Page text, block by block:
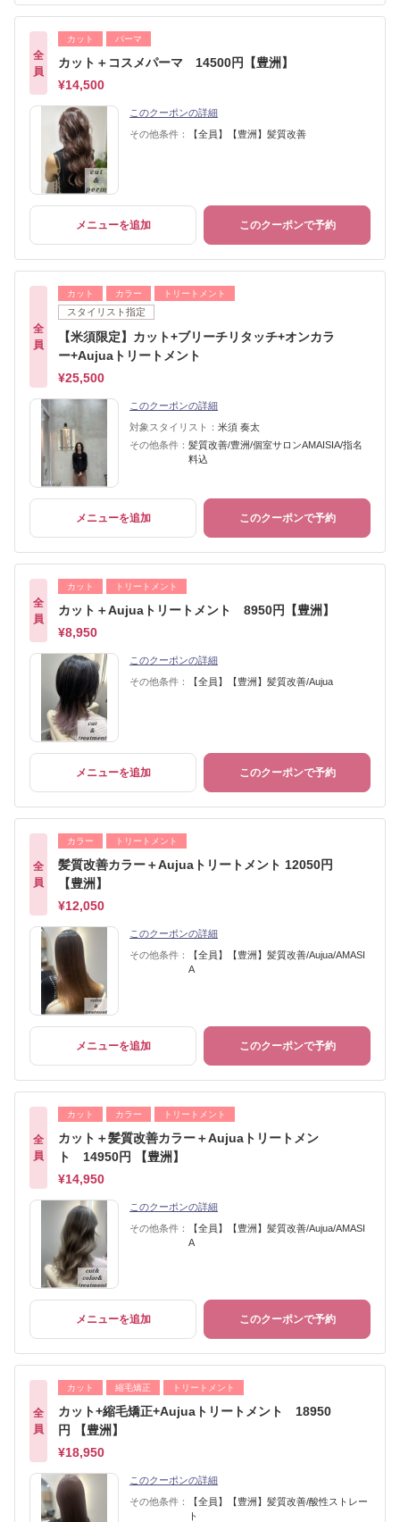
全
員
カット パーマ
カット＋コスメパーマ 14500円【豊洲】
¥14,500
このクーポンの詳細
その他条件：
【全員】【豊洲】髪質改善
メニューを追加 このクーポンで予約
全
員
カット カラー トリートメント
スタイリスト指定
【米須限定】カット+ブリーチリタッチ+オンカラ
ー+Aujuaトリートメント
¥25,500
このクーポンの詳細
対象スタイリスト： 米須 奏太
その他条件： 髪質改善/豊洲/個室サロンAMAISIA/指名
料込
メニューを追加 このクーポンで予約
全
員
カット トリートメント
カット＋Aujuaトリートメント 8950円【豊洲】
¥8,950
このクーポンの詳細
その他条件：
【全員】【豊洲】髪質改善/Aujua
メニューを追加 このクーポンで予約
全
員
カラー トリートメント
髪質改善カラー＋Aujuaトリートメント 12050円
【豊洲】
¥12,050
このクーポンの詳細
その他条件：
【全員】【豊洲】髪質改善/Aujua/AMASI
A
メニューを追加 このクーポンで予約
全
員
カット カラー トリートメント
カット＋髪質改善カラー＋Aujuaトリートメン
ト 14950円 【豊洲】
¥14,950
このクーポンの詳細
その他条件：
【全員】【豊洲】髪質改善/Aujua/AMASI
A
メニューを追加 このクーポンで予約
全
員
カット 縮毛矯正 トリートメント
カット+縮毛矯正+Aujuaトリートメント 18950
円 【豊洲】
¥18,950
このクーポンの詳細
その他条件：
【全員】【豊洲】髪質改善/酸性ストレー
ト